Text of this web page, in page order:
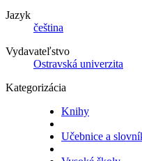
Jazyk
čeština
Vydavateľstvo
Ostravská univerzita
Kategorizácia
Knihy
Učebnice a